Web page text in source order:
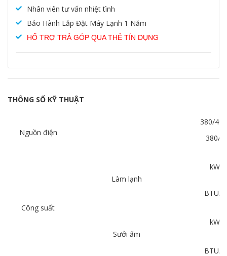
Nhân viên tư vấn nhiệt tình
Bảo Hành Lắp Đặt Máy Lạnh 1 Năm
HỔ TRỢ TRẢ GÓP QUA THẺ TÍN DỤNG
THÔNG SỐ KỸ THUẬT
Nguồn điện
380/
380/
Công suất
Làm lạnh
kW
BTU/h
Sưởi ấm
kW
BTU/h